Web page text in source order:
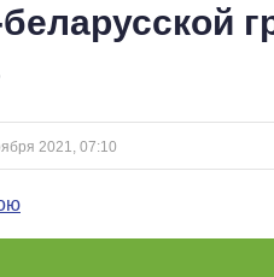
2021, 07:10